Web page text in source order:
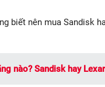
biết nên mua Sandisk
nào? Sandisk hay